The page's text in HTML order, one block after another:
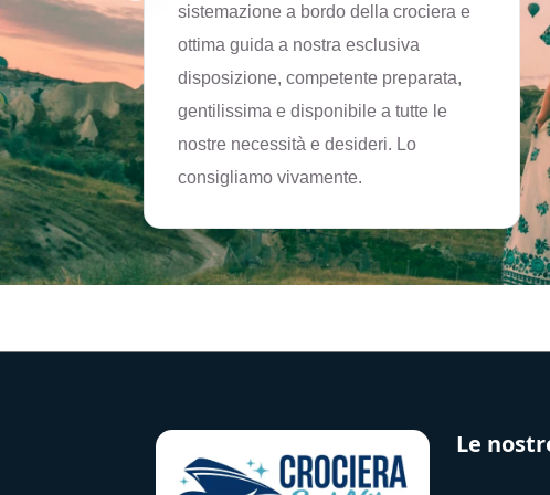
sistemazione a bordo della crociera e
ottima guida a nostra esclusiva
disposizione, competente preparata,
gentilissima e disponibile a tutte le
nostre necessità e desideri. Lo
consigliamo vivamente.
Le